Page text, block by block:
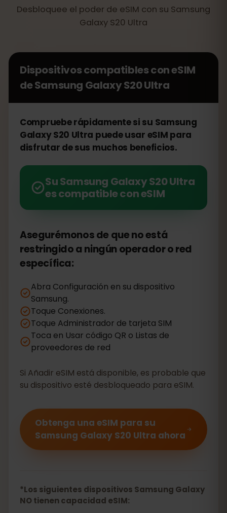
Desbloquee el poder de eSIM con su Samsung
Galaxy S20 Ultra
Dispositivos compatibles con eSIM
deSamsung Galaxy S20 Ultra
Compruebe rápidamente si su Samsung
Galaxy S20 Ultra puede usar eSIM para
disfrutar de sus muchos beneficios.
Su Samsung Galaxy S20 Ultra
es compatible con eSIM
Asegurémonos de que no está
restringido a ningún operador o red
específica:
Abra Configuración en su dispositivo
Samsung.
Toque Conexiones.
Toque Administrador de tarjeta SIM
Toca en Usar código QR o Listas de
proveedores de red
Si Añadir eSIM está disponible, es probable que
su dispositivo esté desbloqueado para eSIM.
Obtenga una eSIM para su
Samsung Galaxy S20 Ultra ahora
*Los siguientes dispositivos Samsung Galaxy
NO tienen capacidad eSIM: